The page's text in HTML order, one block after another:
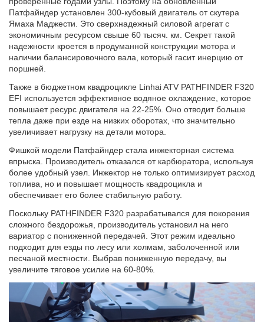
Патфайндер установлен 300-кубовый двигатель от скутера
Ямаха Маджести. Это сверхнадежный силовой агрегат с
экономичным ресурсом свыше 60 тысяч. км. Секрет такой
надежности кроется в продуманной конструкции мотора и
наличии балансировочного вала, который гасит инерцию от
поршней.
Также в бюджетном квадроцикле Linhai ATV PATHFINDER F320
EFI используется эффективное водяное охлаждение, которое
повышает ресурс двигателя на 22-25%. Оно отводит больше
тепла даже при езде на низких оборотах, что значительно
увеличивает нагрузку на детали мотора.
Фишкой модели Патфайндер стала инжекторная система
впрыска. Производитель отказался от карбюратора, используя
более удобный узел. Инжектор не только оптимизирует расход
топлива, но и повышает мощность квадроцикла и
обеспечивает его более стабильную работу.
Поскольку PATHFINDER F320 разрабатывался для покорения
сложного бездорожья, производитель установил на него
вариатор с пониженной передачей. Этот режим идеально
подходит для езды по лесу или холмам, заболоченной или
песчаной местности. Выбрав пониженную передачу, вы
увеличите тяговое усилие на 60-80%.